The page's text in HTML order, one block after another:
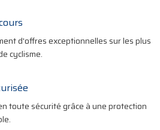
d'offres exceptionnelles sur les plus
cyclisme.
toute sécurité grâce à une protection